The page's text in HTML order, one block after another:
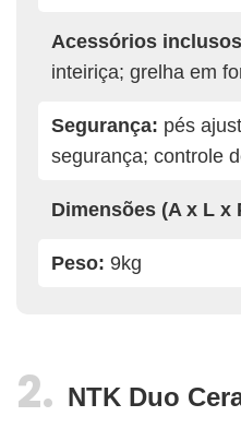
Acessórios
inteiriça; grelha em
Segurança: pés
segurança; controle
Dimensões (A x L x
Peso: 9kg
NTK Duo